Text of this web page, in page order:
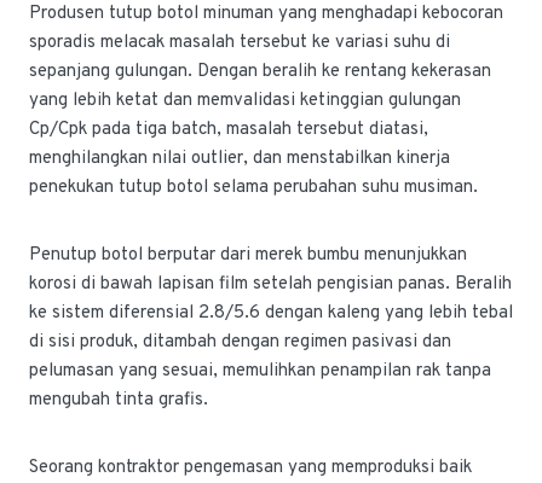
Produsen tutup botol minuman yang menghadapi kebocoran
sporadis melacak masalah tersebut ke variasi suhu di
sepanjang gulungan. Dengan beralih ke rentang kekerasan
yang lebih ketat dan memvalidasi ketinggian gulungan
Cp/Cpk pada tiga batch, masalah tersebut diatasi,
menghilangkan nilai outlier, dan menstabilkan kinerja
penekukan tutup botol selama perubahan suhu musiman.
Penutup botol berputar dari merek bumbu menunjukkan
korosi di bawah lapisan film setelah pengisian panas. Beralih
ke sistem diferensial 2.8/5.6 dengan kaleng yang lebih tebal
di sisi produk, ditambah dengan regimen pasivasi dan
pelumasan yang sesuai, memulihkan penampilan rak tanpa
mengubah tinta grafis.
Seorang kontraktor pengemasan yang memproduksi baik